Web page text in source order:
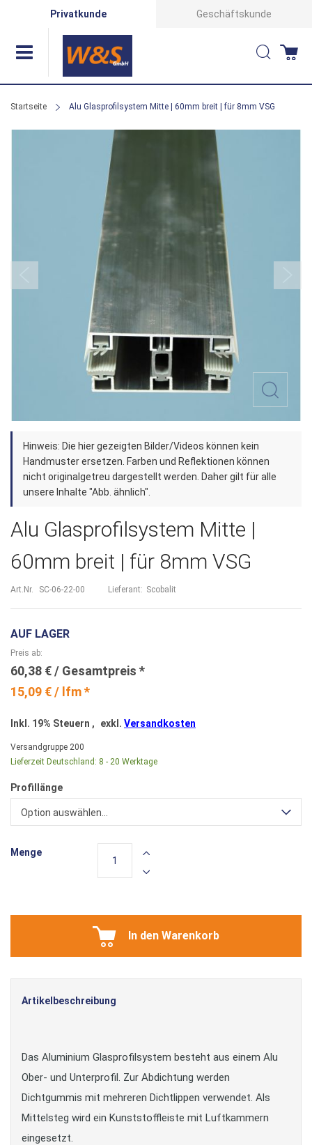
Privatkunde Geschäftskunde
Suche
Startseite Alu Glasprofilsystem Mitte | 60mm breit | für 8mm VSG
Zum
Anfang
der
Bildergalerie
Hinweis: Die hier gezeigten Bilder/Videos können kein
Handmuster ersetzen. Farben und Reflektionen können
nicht originalgetreu dargestellt werden. Daher gilt für alle
unsere Inhalte "Abb. ähnlich".
Alu Glasprofilsystem Mitte |
60mm breit | für 8mm VSG
Art.Nr. SC-06-22-00 Lieferant: Scobalit
AUF LAGER
15,09 € / lfm *
Preis ab
60,38 €
Inkl. 19% Steuern , exkl. Versandkosten
Versandgruppe 200
Lieferzeit Deutschland: 8 - 20 Werktage
Profillänge
Option auswählen...
Menge
In den Warenkorb
Artikelbeschreibung
Das Aluminium Glasprofilsystem besteht aus einem Alu
Ober- und Unterprofil. Zur Abdichtung werden
Dichtgummis mit mehreren Dichtlippen verwendet. Als
Mittelsteg wird ein Kunststoffleiste mit Luftkammern
eingesetzt.